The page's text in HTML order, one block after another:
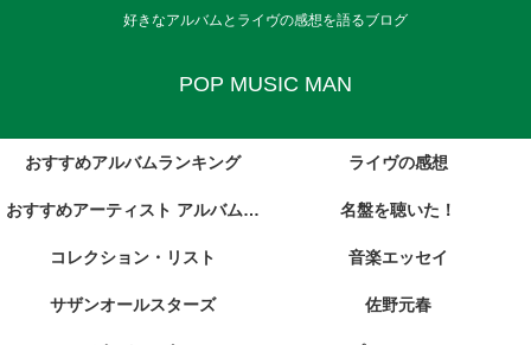
好きなアルバムとライヴの感想を語るブログ
POP MUSIC MAN
おすすめアルバムランキング ライヴの感想
おすすめアーティスト アルバム・
レビュー集
名盤を聴いた！
コレクション・リスト 音楽エッセイ
サザンオールスターズ 佐野元春